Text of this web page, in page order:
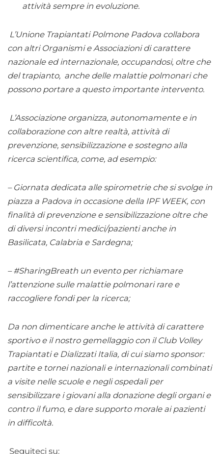
attività sempre in evoluzione.
L’Unione Trapiantati Polmone Padova collabora
con altri Organismi e Associazioni di carattere
nazionale ed internazionale, occupandosi, oltre che
del trapianto, anche delle malattie polmonari che
possono portare a questo importante intervento.
L’Associazione organizza, autonomamente e in
collaborazione con altre realtà, attività di
prevenzione, sensibilizzazione e sostegno alla
ricerca scientifica, come, ad esempio:
– Giornata dedicata alle spirometrie che si svolge in
piazza a Padova in occasione della IPF WEEK, con
finalità di prevenzione e sensibilizzazione oltre che
di diversi incontri medici/pazienti anche in
Basilicata, Calabria e Sardegna;
–#SharingBreath un evento per richiamare
l’attenzione sulle malattie polmonari rare e
raccogliere fondi per la ricerca;
Da non dimenticare anche le attività di carattere
sportivo e il nostro gemellaggio con il Club Volley
Trapiantati e Dializzati Italia, di cui siamo sponsor:
partite e tornei nazionali e internazionali combinati
a visite nelle scuole e negli ospedali per
sensibilizzare i giovani alla donazione degli organi e
contro il fumo, e dare supporto morale ai pazienti
in difficoltà.
Seguiteci su: